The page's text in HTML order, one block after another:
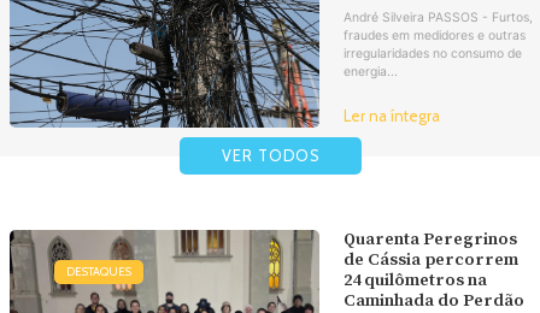
André Silveira PASSOS - Furtos,
fraudes em medidores e outras
irregularidades no consumo de
energia...
Ler na íntegra
VER TODOS
DESTAQUES
Quarenta Peregrinos
de Cássia percorrem
24 quilômetros na
Caminhada do Perdão